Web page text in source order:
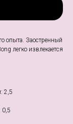
опыта. Заостренный
легко извлекается
2,5
0,5